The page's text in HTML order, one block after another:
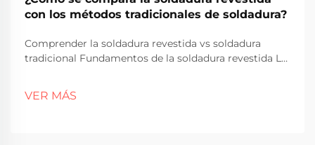
con los métodos tradicionales de soldadura?
Comprender la soldadura revestida vs soldadura
tradicional Fundamentos de la soldadura revestida La
básicamente implica unir diferentes metales juntos
mediante la aplicación de una capa de metal
VER MÁS